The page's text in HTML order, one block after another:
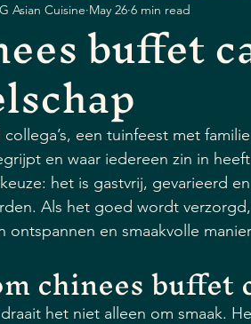
buffet
Asian Cuisine May 26 6 min read
collega’s, een tuinfeest met
en waar iedereen zin in
het is gastvrij, gevarieerd
Als het goed wordt
ontspannen en smaakvolle
chinees
het niet alleen om smaak.